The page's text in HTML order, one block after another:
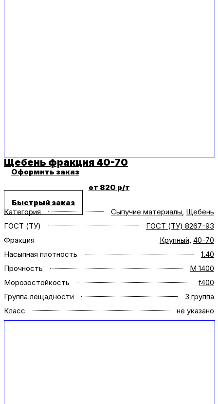
Щебень фракция 40-70
Оформить заказ
от 820 р/т
Быстрый заказ
Категория
Сыпучие материалы, Щебень
ГОСТ (ТУ)
ГОСТ (ТУ) 8267-93
Фракция
Крупный, 40-70
Насыпная плотность
1.40
Прочность
M 1400
Морозостойкость
f400
Группа лещадности
3 группа
Класс
не указано